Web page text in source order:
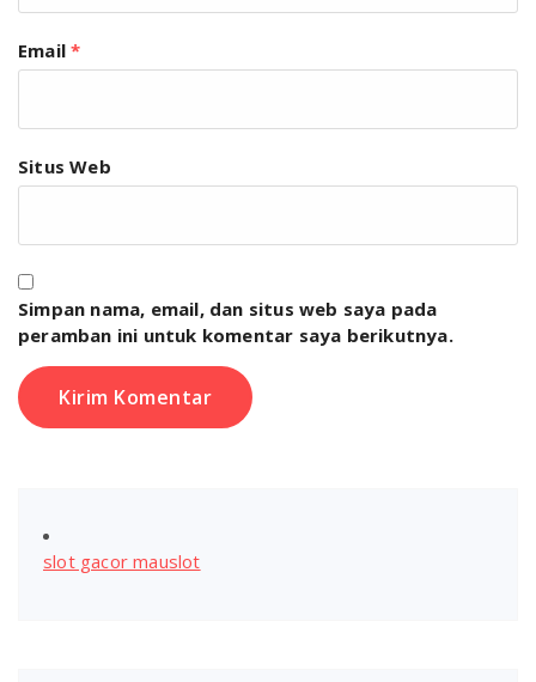
Email*
Situs Web
Simpan nama, email, dan situs web saya pada
peramban ini untuk komentar saya berikutnya.
slot gacor mauslot